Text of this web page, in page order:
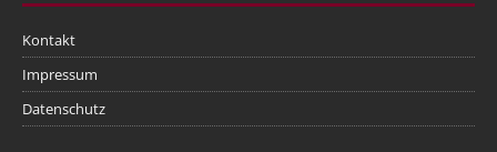
Kontakt
Impressum
Datenschutz